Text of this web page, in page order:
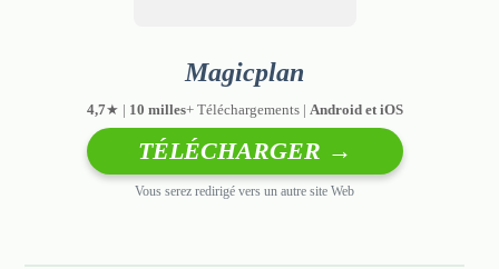
Magicplan
4,7★ | 10 milles+ Téléchargements | Android et iOS
TÉLÉCHARGER →
Vous serez redirigé vers un autre site Web